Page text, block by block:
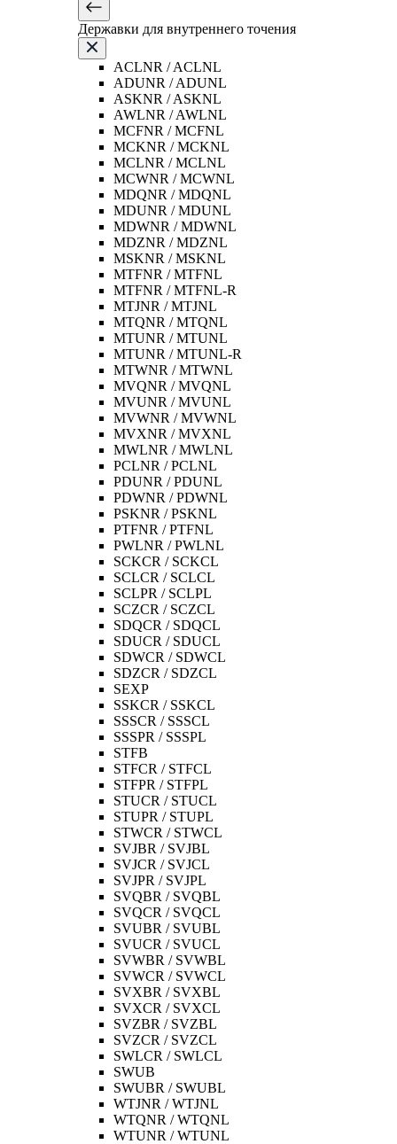
Державки для внутреннего точения
ACLNR / ACLNL
ADUNR / ADUNL
ASKNR / ASKNL
AWLNR / AWLNL
MCFNR / MCFNL
MCKNR / MCKNL
MCLNR / MCLNL
MCWNR / MCWNL
MDQNR / MDQNL
MDUNR / MDUNL
MDWNR / MDWNL
MDZNR / MDZNL
MSKNR / MSKNL
MTFNR / MTFNL
MTFNR / MTFNL-R
MTJNR / MTJNL
MTQNR / MTQNL
MTUNR / MTUNL
MTUNR / MTUNL-R
MTWNR / MTWNL
MVQNR / MVQNL
MVUNR / MVUNL
MVWNR / MVWNL
MVXNR / MVXNL
MWLNR / MWLNL
PCLNR / PCLNL
PDUNR / PDUNL
PDWNR / PDWNL
PSKNR / PSKNL
PTFNR / PTFNL
PWLNR / PWLNL
SCKCR / SCKCL
SCLCR / SCLCL
SCLPR / SCLPL
SCZCR / SCZCL
SDQCR / SDQCL
SDUCR / SDUCL
SDWCR / SDWCL
SDZCR / SDZCL
SEXP
SSKCR / SSKCL
SSSCR / SSSCL
SSSPR / SSSPL
STFB
STFCR / STFCL
STFPR / STFPL
STUCR / STUCL
STUPR / STUPL
STWCR / STWCL
SVJBR / SVJBL
SVJCR / SVJCL
SVJPR / SVJPL
SVQBR / SVQBL
SVQCR / SVQCL
SVUBR / SVUBL
SVUCR / SVUCL
SVWBR / SVWBL
SVWCR / SVWCL
SVXBR / SVXBL
SVXCR / SVXCL
SVZBR / SVZBL
SVZCR / SVZCL
SWLCR / SWLCL
SWUB
SWUBR / SWUBL
WTJNR / WTJNL
WTQNR / WTQNL
WTUNR / WTUNL